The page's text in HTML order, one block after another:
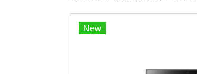
New